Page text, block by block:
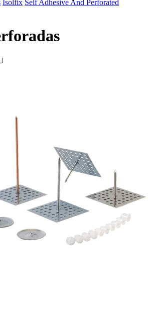
Isolfix Self Adhesive And Perforated